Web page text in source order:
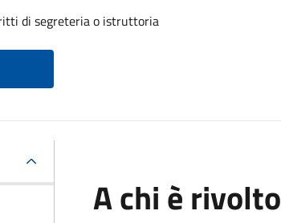
di segreteria o istruttoria
A chi è rivolto